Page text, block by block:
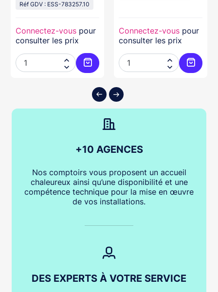
au panier
Réf GDV : ESS-783257.10
Connectez-vous pour
consulter les prix


Ajouter au panier
Connectez-vous pour
consulter les prix


+10 AGENCES
Nos comptoirs vous proposent un accueil
chaleureux ainsi qu’une disponibilité et une
compétence technique pour la mise en œuvre
de vos installations.
DES EXPERTS À VOTRE SERVICE